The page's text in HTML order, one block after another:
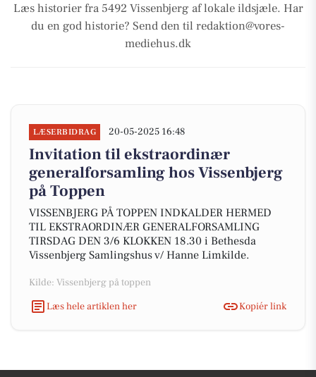
Læs historier fra 5492 Vissenbjerg af lokale ildsjæle. Har
du en god historie? Send den til redaktion@vores-
mediehus.dk
LÆSERBIDRAG 20-05-2025 16:48
Invitation til ekstraordinær
generalforsamling hos Vissenbjerg
på Toppen
VISSENBJERG PÅ TOPPEN INDKALDER HERMED
TIL EKSTRAORDINÆR GENERALFORSAMLING
TIRSDAG DEN 3/6 KLOKKEN 18.30 i Bethesda
Vissenbjerg Samlingshus v/ Hanne Limkilde.
Kilde: Vissenbjerg på toppen
Læs hele artiklen her
Kopiér link